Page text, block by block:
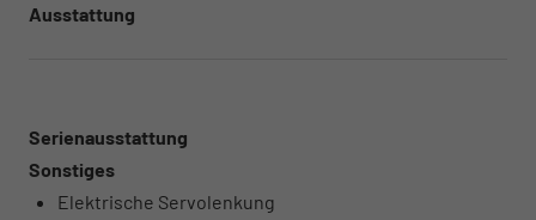
Ausstattung
Serienausstattung
Sonstiges
Elektrische Servolenkung